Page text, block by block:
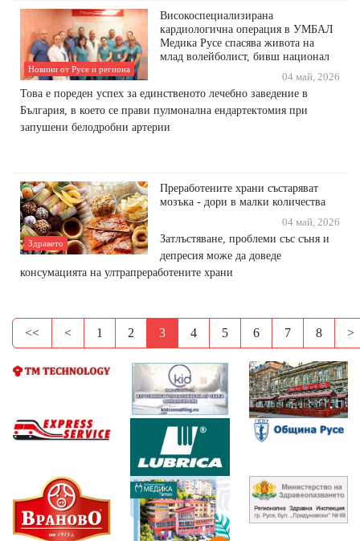
Новини от Русе и региона
Високоспециализирана
кардиологична операция в УМБАЛ
Медика Русе спасява живота на
млад волейболист, бивш национал
04 май, 2026
Това е пореден успех за единственото лечебно заведение в
България, в което се прави пулмонална ендартектомия при
запушени белодробни артерии
Здравето
Преработените храни състаряват
мозъка - дори в малки количества
04 май, 2026
Затлъстяване, проблеми със съня и
депресия може да доведе
консумацията на ултрапреработените храни
<< < 1 2 3 4 5 6 7 8 >